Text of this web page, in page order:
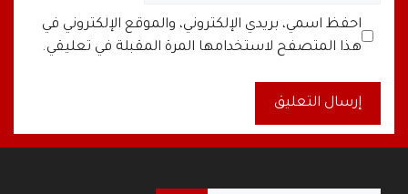
البريد
الإلكتروني
الموقع
الإلكتروني
احفظ اسمي، بريدي الإلكتروني، والموقع الإلكتروني في
هذا المتصفح لاستخدامها المرة المقبلة في تعليقي.
A